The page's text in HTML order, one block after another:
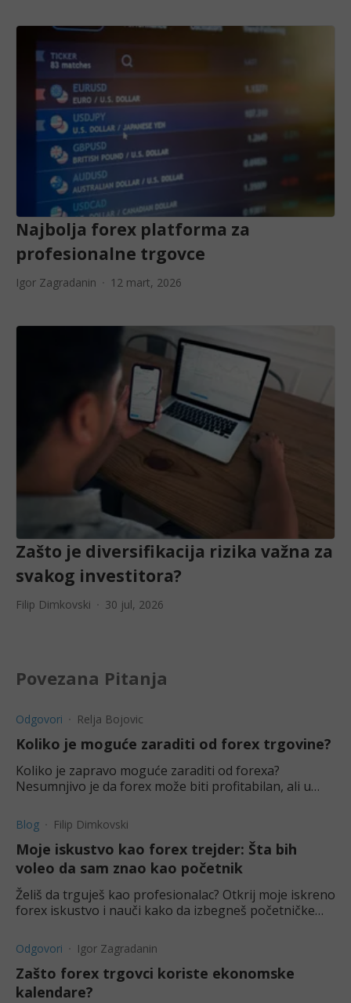
Najbolja forex platforma za
profesionalne trgovce
Igor Zagradanin 12 mart, 2026
Zašto je diversifikacija rizika važna za
svakog investitora?
Filip Dimkovski 30 jul, 2026
Povezana Pitanja
Odgovori Relja Bojovic
Koliko je moguće zaraditi od forex trgovine?
Koliko je zapravo moguće zaraditi od forexa?
Nesumnjivo je da forex može biti profitabilan, ali u
Blog Filip Dimkovski
Moje iskustvo kao forex trejder: Šta bih
voleo da sam znao kao početnik
Želiš da trguješ kao profesionalac? Otkrij moje iskreno
forex iskustvo i nauči kako da izbegneš početničke
Odgovori Igor Zagradanin
Zašto forex trgovci koriste ekonomske
kalendare?